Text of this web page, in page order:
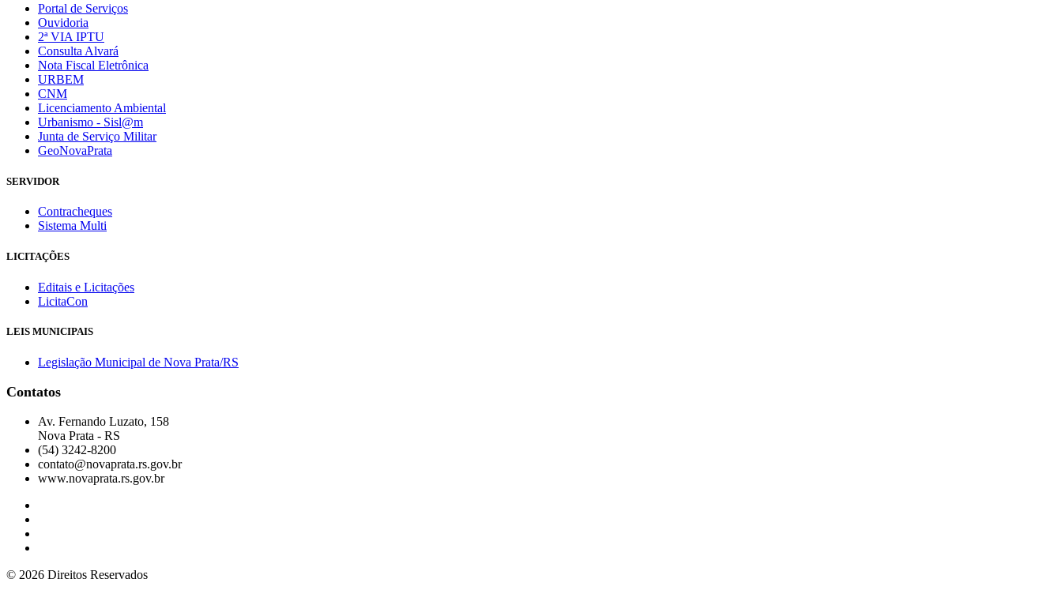
Portal de Serviços
Ouvidoria
2ª VIA IPTU
Consulta Alvará
Nota Fiscal Eletrônica
URBEM
CNM
Licenciamento Ambiental
Urbanismo - Sisl@m
Junta de Serviço Militar
GeoNovaPrata
SERVIDOR
Contracheques
Sistema Multi
LICITAÇÕES
Editais e Licitações
LicitaCon
LEIS MUNICIPAIS
Legislação Municipal de Nova Prata/RS
Contatos
Av. Fernando Luzato, 158
Nova Prata - RS
(54) 3242-8200
contato@novaprata.rs.gov.br
www.novaprata.rs.gov.br
© 2026 Direitos Reservados